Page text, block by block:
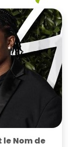
le Nom de